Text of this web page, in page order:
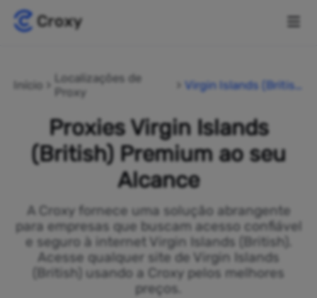
Início
Localizações de
Proxy
Virgin Islands (Britis
Proxies Virgin Islands
(British) Premium ao seu
Alcance
A Croxy fornece uma solução abrangente
para empresas que buscam acesso confiável
e seguro à internet Virgin Islands (British).
Acesse qualquer site de Virgin Islands
(British) usando a Croxy pelos melhores
preços.